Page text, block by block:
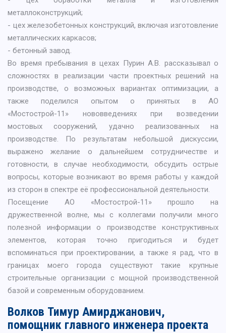
металлоконструкций;
- цех железобетонных конструкций, включая изготовление
металлических каркасов;
- бетонный завод.
Во время пребывания в цехах Пурин А.В. рассказывал о
сложностях в реализации части проектных решений на
производстве, о возможных вариантах оптимизации, а
также поделился опытом о принятых в АО
«Мостострой-11» нововведениях при возведении
мостовых сооружений, удачно реализованных на
производстве. По результатам небольшой дискуссии,
выражено желание о дальнейшем сотрудничестве и
готовности, в случае необходимости, обсудить острые
вопросы, которые возникают во время работы у каждой
из сторон в спектре её профессиональной деятельности.
Посещение АО «Мостострой-11» прошло на
дружественной волне, мы с коллегами получили много
полезной информации о производстве конструктивных
элементов, которая точно пригодиться и будет
вспоминаться при проектировании, а также я рад, что в
границах моего города существуют такие крупные
строительные организации с мощной производственной
базой и современным оборудованием.
Волков Тимур Амирджанович,
помощник главного инженера проекта